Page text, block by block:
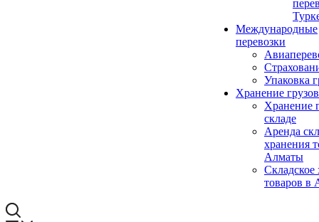
Международные
перевозки
Упаковка
Хранение
Хранение
складе
Аренда
хранения
Алматы
Складское
товаров в